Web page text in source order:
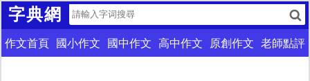
字典網
作文首頁 國小作文 國中作文 高中作文 原創作文 老師點評